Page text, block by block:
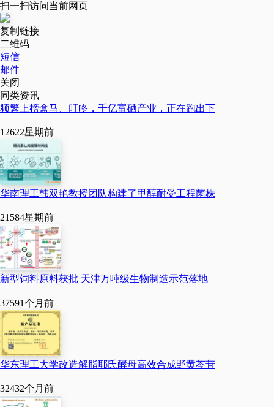
（一）子公司设立方
（普洱）有限公司（以工
产经营。
即云南普洱边境贸易加工
扫一扫访问当前网页
复制链接
二维码
短信
邮件
关闭
同类资讯
频繁上榜盒马、叮咚，千亿富硒产业，正在跑出下
12622星期前
华南理工韩双艳教授团队构建了甲醇耐受工程菌株
21584星期前
新型饲料原料获批 天津万吨级生物制造示范落地
37591个月前
华东理工大学改造解脂耶氏酵母高效合成野黄芩苷
32432个月前